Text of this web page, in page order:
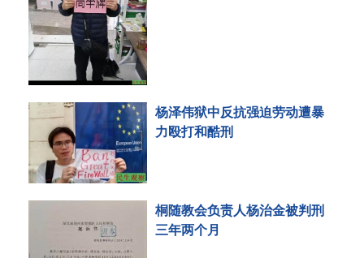
杨泽伟狱中反抗强迫劳动遭暴
力殴打和酷刑
桐随教会负责人杨治金被判刑
三年两个月